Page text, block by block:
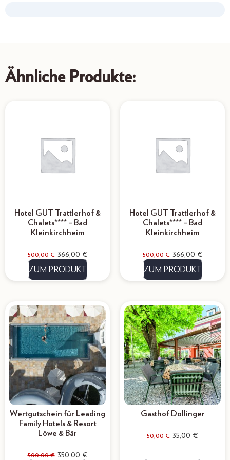
Ähnliche Produkte:
Hotel GUT Trattlerhof &
Chalets**** – Bad
Kleinkirchheim
500,00€ 366,00 €
ZUM PRODUKT
Hotel GUT Trattlerhof &
Chalets**** – Bad
Kleinkirchheim
500,00€ 366,00 €
ZUM PRODUKT
Wertgutschein für Leading
Family Hotels & Resort
Löwe & Bär
500,00€ 350,00 €
Gasthof Dollinger
50,00€ 35,00 €